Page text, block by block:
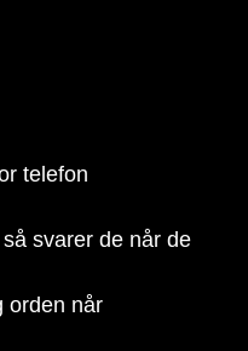
telefon
orden når